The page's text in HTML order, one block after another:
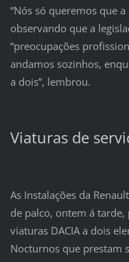
“Nós só queremos que
observando que a
“preocupações
andamos sozinhos,
a dois”, lembrou.
Viaturas de
As Instalações da
de palco, ontem á
viaturas DACIA a dois
Nocturnos que prestam